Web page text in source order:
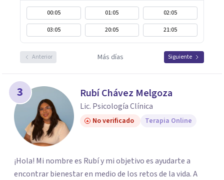
00:05 01:05
02:05
03:05
20:05 21:05
Anterior Más días Siguiente
3 Rubí Chávez Melgoza
Lic. Psicología Clínica
No verificado Terapia Online
¡Hola! Mi nombre es Rubí y mi objetivo es ayudarte a
encontrar bienestar en medio de los retos de la vida. A